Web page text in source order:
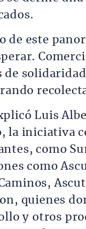
de este
de
Luis
la iniciativa
como
como
quienes
y otros